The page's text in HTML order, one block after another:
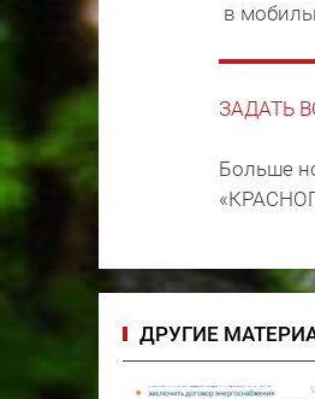
в
ЗАДАТЬ
Больше
ДРУГИЕ